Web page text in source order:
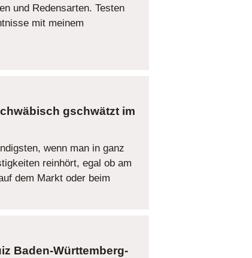
und Redensarten. Testen
mit meinem
gschwätzt im
wenn man in ganz
reinhört, egal ob am
dem Markt oder beim
Baden-Württemberg-